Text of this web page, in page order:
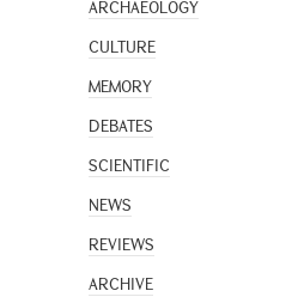
ARCHAEOLOGY
CULTURE
MEMORY
DEBATES
SCIENTIFIC
NEWS
REVIEWS
ARCHIVE